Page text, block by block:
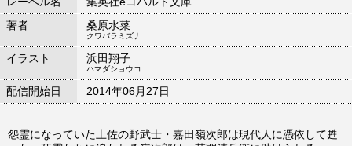
著者
桑原水菜
クワバラミズナ
イラスト 浜田翔子
ハマダショウコ
配信開始日 2014年06月27日
怨霊になっていた土佐の野武士・嘉田嶺次郎は現代人に憑依して甦